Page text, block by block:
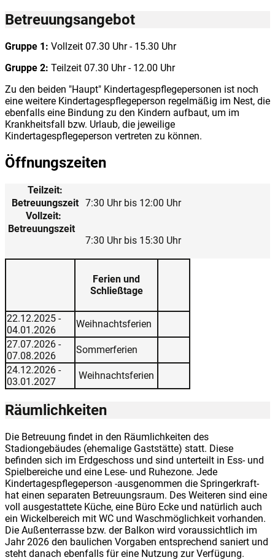
Betreuungsangebot
Gruppe 1: Vollzeit 07.30 Uhr - 15.30 Uhr
Gruppe 2: Teilzeit 07.30 Uhr - 12.00 Uhr
Zu den beiden "Haupt" Kindertagespflegepersonen ist noch
eine weitere Kindertagespflegeperson regelmäßig im Nest, die
ebenfalls eine Bindung zu den Kindern aufbaut, um im
Krankheitsfall bzw. Urlaub, die jeweilige
Kindertagespflegeperson vertreten zu können.
Öffnungszeiten
Teilzeit:
Betreuungszeit
7:30 Uhr bis 12:00 Uhr
Vollzeit:
Betreuungszeit
7:30 Uhr bis 15:30 Uhr
Ferien und
Schließtage
22.12.2025 -
04.01.2026
Weihnachtsferien
27.07.2026 -
07.08.2026
Sommerferien
24.12.2026 -
03.01.2027
Weihnachtsferien
Räumlichkeiten
Die Betreuung findet in den Räumlichkeiten des
Stadiongebäudes (ehemalige Gaststätte) statt. Diese
befinden sich im Erdgeschoss und sind unterteilt in Ess- und
Spielbereiche und eine Lese- und Ruhezone. Jede
Kindertagespflegeperson -ausgenommen die Springerkraft-
hat einen separaten Betreuungsraum. Des Weiteren sind eine
voll ausgestattete Küche, eine Büro Ecke und natürlich auch
ein Wickelbereich mit WC und Waschmöglichkeit vorhanden.
Die Außenterrasse bzw. der Balkon wird voraussichtlich im
Jahr 2026 den baulichen Vorgaben entsprechend saniert und
steht danach ebenfalls für eine Nutzung zur Verfügung.